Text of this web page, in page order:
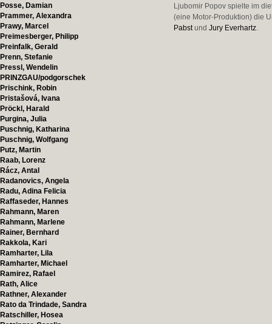
Posse, Damian
Prammer, Alexandra
Prawy, Marcel
Preimesberger, Philipp
Preinfalk, Gerald
Prenn, Stefanie
Pressl, Wendelin
PRINZGAU/podgorschek
Prischink, Robin
Pristašová, Ivana
Pröckl, Harald
Purgina, Julia
Puschnig, Katharina
Puschnig, Wolfgang
Putz, Martin
Raab, Lorenz
Rácz, Antal
Radanovics, Angela
Radu, Adina Felicia
Raffaseder, Hannes
Rahmann, Maren
Rahmann, Marlene
Rainer, Bernhard
Rakkola, Kari
Ramharter, Lila
Ramharter, Michael
Ramirez, Rafael
Rath, Alice
Rathner, Alexander
Rato da Trindade, Sandra
Ratschiller, Hosea
Ljubomir Popov spielte im
(eine Motor-Produktion) die
PabstundJury Everhartz.